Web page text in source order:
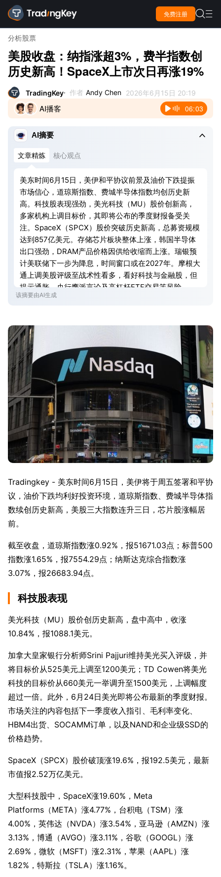
免费注册  
分析股票
美股收盘：纳指涨超3%，费半指数创
历史新高！SpaceX上市次日再涨19%
TradingKey 作者 Andy Chen 2026年6月15日 20:19
AI播客 06:03
AI摘要 
文章精炼 核心观点
美东时间6月15日，美伊和平协议前景及油价下跌提振
市场信心，道琼斯指数、费城半导体指数均创历史新
高。科技股表现强劲，美光科技（MU）股价创新高，
多家机构上调目标价，其即将公布的季度财报备受关
注。SpaceX（SPCX）股价突破历史新高，总募资规模
达到857亿美元。存储芯片板块整体上涨，韩国半导体
出口强劲，DRAM产品价格因供给收缩而上涨。瑞银预
计美联储下一步为降息，时间窗口或在2027年。摩根大
通上调美股评级至战术性看多，看好科技与金融股，但
提示通胀、央行鹰派言论及高杠杆ETF交易等风险。
该摘要由AI生成
Tradingkey - 美东时间6月15日，美伊将于周五签署和平协
议，油价下跌均利好投资环境，道琼斯指数、费城半导体指
数续创历史新高，美股三大指数连升三日，芯片股涨幅居
前。
截至收盘，道琼斯指数涨0.92%，报51671.03点；标普500
指数涨1.65%，报7554.29点；纳斯达克综合指数涨
3.07%，报26683.94点。
科技股表现
美光科技（MU）股价创历史新高，盘中高中，收涨
10.84%，报1088.1美元。
加拿大皇家银行分析师Srini Pajjuri维持美光买入评级，并
将目标价从525美元上调至1200美元；TD Cowen将美光
科技的目标价从660美元一举调升至1500美元，上调幅度
超过一倍。此外，6月24日美光即将公布最新的季度财报。
市场关注的内容包括下一季度收入指引、毛利率变化、
HBM4出货、SOCAMM订单，以及NAND和企业级SSD的
价格趋势。
SpaceX（SPCX）股价破顶涨19.6%，报192.5美元，最新
市值报2.52万亿美元。
大型科技股中，SpaceX涨19.60%，Meta
Platforms（META）涨4.77%，台积电（TSM）涨
4.00%，英伟达（NVDA）涨3.54%，亚马逊（AMZN）涨
3.13%，博通（AVGO）涨3.11%，谷歌（GOOGL）涨
2.69%，微软（MSFT）涨2.31%，苹果（AAPL）涨
1.82%，特斯拉（TSLA）涨1.16%。